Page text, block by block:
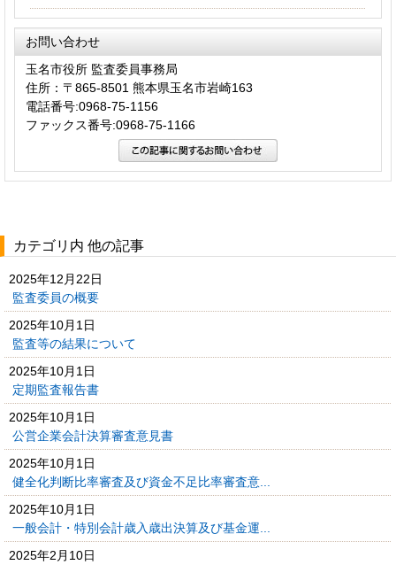
お問い合わせ
玉名市役所 監査委員事務局
住所：〒865-8501 熊本県玉名市岩崎163
電話番号:0968-75-1156
ファックス番号:0968-75-1166
カテゴリ内 他の記事
2025年12月22日
監査委員の概要
2025年10月1日
監査等の結果について
2025年10月1日
定期監査報告書
2025年10月1日
公営企業会計決算審査意見書
2025年10月1日
健全化判断比率審査及び資金不足比率審査意...
2025年10月1日
一般会計・特別会計歳入歳出決算及び基金運...
2025年2月10日